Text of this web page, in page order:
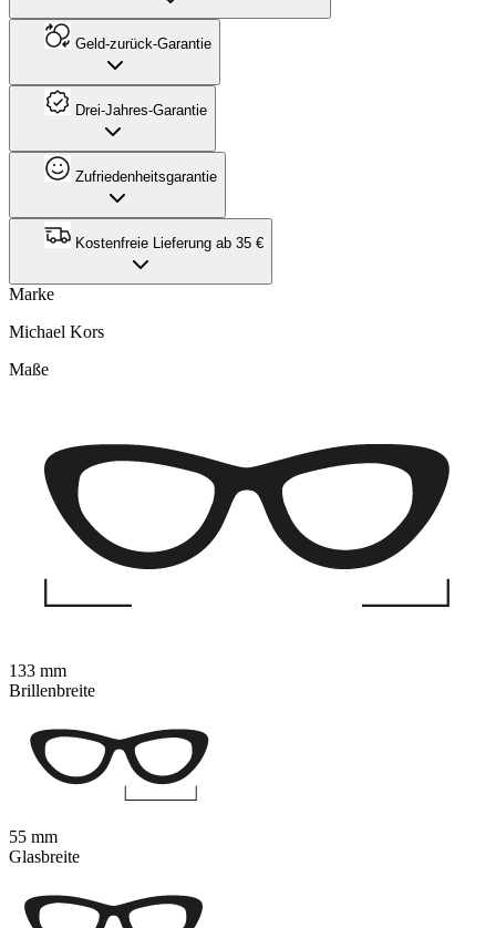
Geld-zurück-Garantie
Drei-Jahres-Garantie
Zufriedenheitsgarantie
Kostenfreie Lieferung ab 35 €
Marke
Michael Kors
Maße
133 mm
Brillenbreite
55 mm
Glasbreite